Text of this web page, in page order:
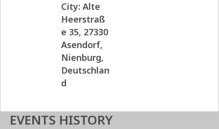
City: Alte
Heerstraß
e 35, 27330
Asendorf,
Nienburg,
Deutschlan
d
EVENTS HISTORY